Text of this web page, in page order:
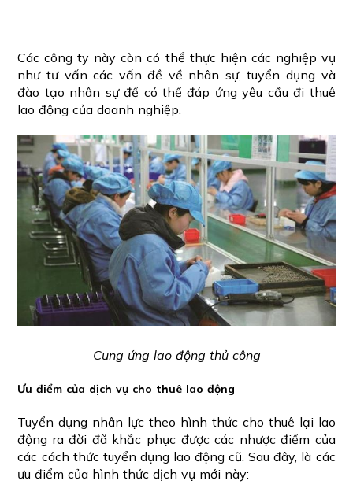
Các công ty này còn có thể thực hiện các nghiệp vụ
như tư vấn các vấn đề về nhân sự, tuyển dụng và
đào tạo nhân sự để có thể đáp ứng yêu cầu đi thuê
lao động của doanh nghiệp.
Cung ứng lao động thủ công
Ưu điểm của dịch vụ cho thuê lao động
Tuyển dụng nhân lực theo hình thức cho thuê lại lao
động ra đời đã khắc phục được các nhược điểm của
các cách thức tuyển dụng lao động cũ. Sau đây, là các
ưu điểm của hình thức dịch vụ mới này: